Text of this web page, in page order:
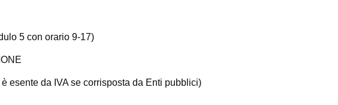
5 con orario 9-17)
esente da IVA se corrisposta da Enti pubblici)